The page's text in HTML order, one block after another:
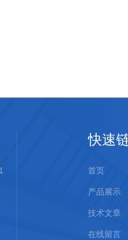
快速
首页
产品展示
技术文章
在线留言